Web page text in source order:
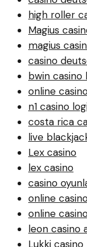
high roller
Magius
magius
casino
bwin casino
online
n1 casino
costa rica
live
Lex casino
lex casino
casino
online
online
leon casino
Lukki casino